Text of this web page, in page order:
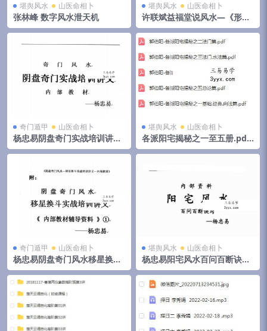
堪舆风水 山医命相卜
张林峰 数字风水泄天机
堪舆风水 山医命相卜
许联斌益福堂说风水—《形派
峦体风水案例合集》，4册共5
00页 夸克网盘下载
奇门遁甲 山医命相卜
杨忠易阴盘奇门实战培训讲义.
pdf 174页高清电子版 百度云
堪舆风水 山医命相卜
各派阳宅揭秘之一至五册.pdf
郭伯阳 百度云下载！
奇门遁甲 山医命相卜
杨忠易阴盘奇门风水移星换斗
实战培训讲义.pdf 92页 百度
云
堪舆风水 山医命相卜
杨忠易阳宅风水百问百断诀窍
132页.pdf 资料合集 百度云下
载！